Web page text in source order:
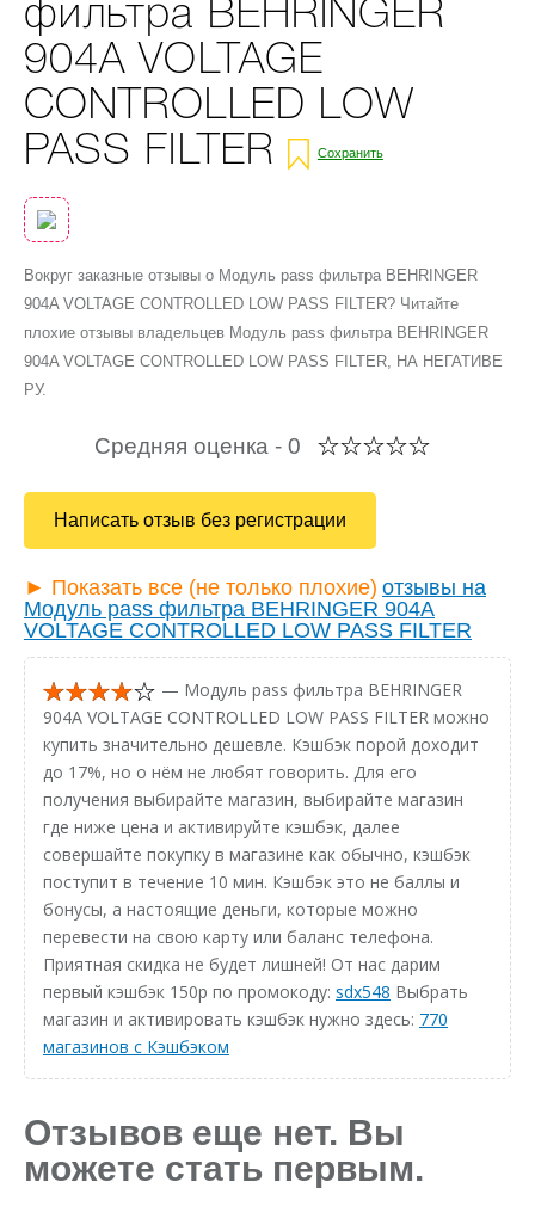
фильтра BEHRINGER
904A VOLTAGE
CONTROLLED LOW
PASS FILTER
Сохранить
Вокруг заказные отзывы о Модуль pass фильтра BEHRINGER
904A VOLTAGE CONTROLLED LOW PASS FILTER? Читайте
плохие отзывы владельцев Модуль pass фильтра BEHRINGER
904A VOLTAGE CONTROLLED LOW PASS FILTER, НА НЕГАТИВЕ
РУ.
Средняя оценка - 0
Написать отзыв без регистрации
► Показать все (не только плохие) отзывы на
Модуль pass фильтра BEHRINGER 904A
VOLTAGE CONTROLLED LOW PASS FILTER
— Модуль pass фильтра BEHRINGER
904A VOLTAGE CONTROLLED LOW PASS FILTER можно
купить значительно дешевле. Кэшбэк порой доходит
до 17%, но о нём не любят говорить. Для его
получения выбирайте магазин, выбирайте магазин
где ниже цена и активируйте кэшбэк, далее
совершайте покупку в магазине как обычно, кэшбэк
поступит в течение 10 мин. Кэшбэк это не баллы и
бонусы, а настоящие деньги, которые можно
перевести на свою карту или баланс телефона.
Приятная скидка не будет лишней! От нас дарим
первый кэшбэк 150р по промокоду: sdx548 Выбрать
магазин и активировать кэшбэк нужно здесь: 770
магазинов с Кэшбэком
Отзывов еще нет. Вы
можете стать первым.